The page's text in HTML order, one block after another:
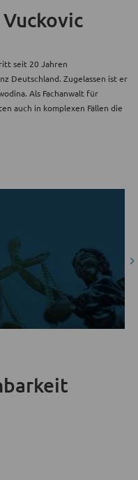
seit 20 Jahren
Deutschland. Zugelassen ist er
Als Fachanwalt für
auch in komplexen Fällen die